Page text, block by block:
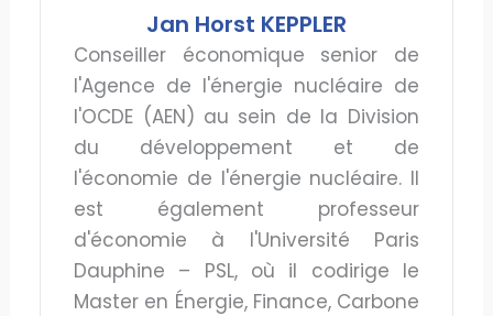
Jan Horst KEPPLER
Conseiller économique senior de
l'Agence de l'énergie nucléaire de
l'OCDE (AEN) au sein de la Division
du développement et de
l'économie de l'énergie nucléaire. Il
est également professeur
d'économie à l'Université Paris
Dauphine – PSL, où il codirige le
Master en Énergie, Finance, Carbone